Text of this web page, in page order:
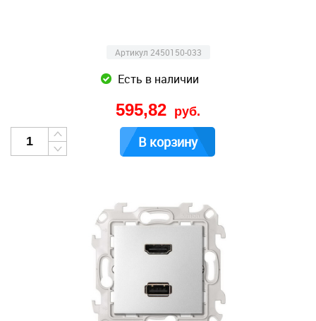
Артикул 2450150-033
Есть в наличии
595,82 руб.
В корзину